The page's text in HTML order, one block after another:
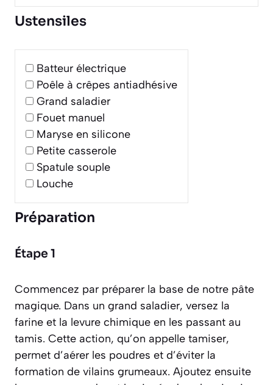
Ustensiles
Batteur électrique
Poêle à crêpes antiadhésive
Grand saladier
Fouet manuel
Maryse en silicone
Petite casserole
Spatule souple
Louche
Préparation
Étape 1
Commencez par préparer la base de notre pâte
magique. Dans un grand saladier, versez la
farine et la levure chimique en les passant au
tamis. Cette action, qu’on appelle tamiser,
permet d’aérer les poudres et d’éviter la
formation de vilains grumeaux. Ajoutez ensuite